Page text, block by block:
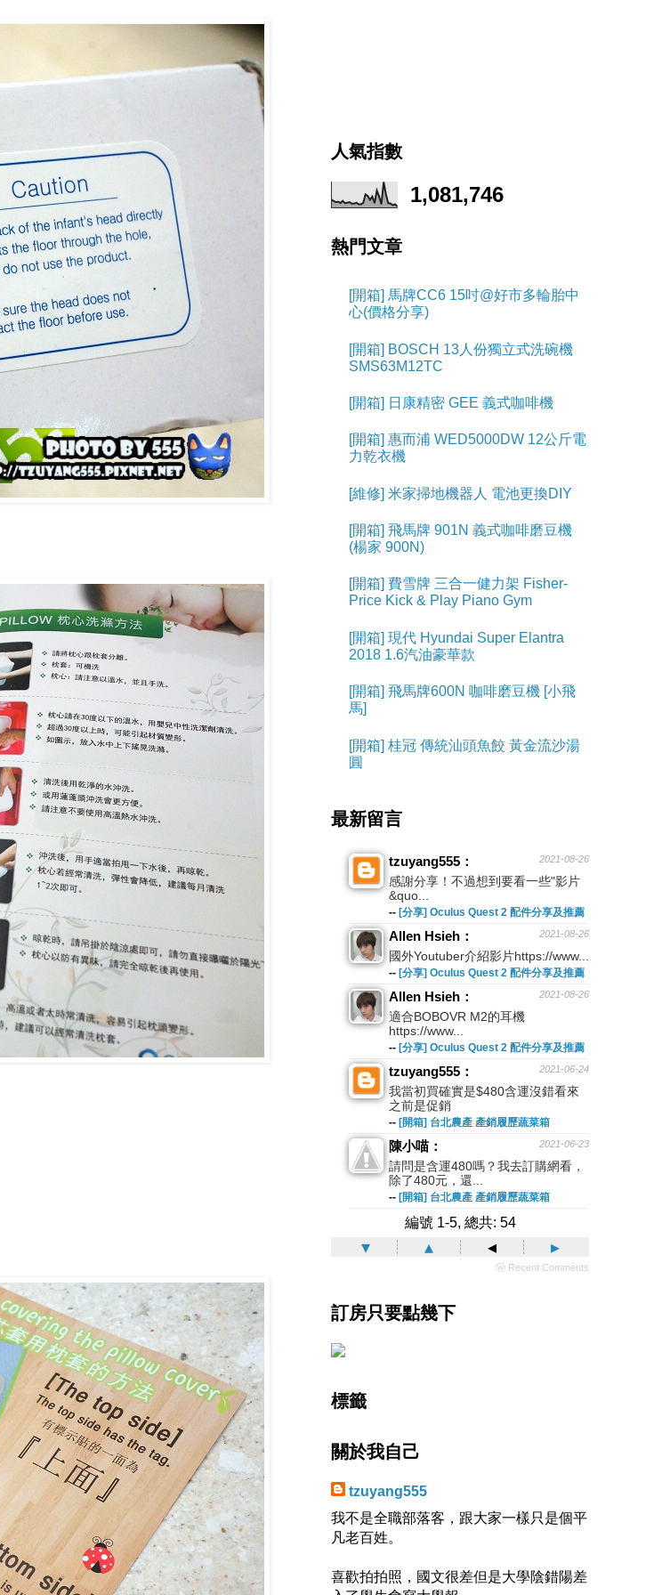
人氣指數
1,081,746
熱門文章
[開箱] 馬牌CC6 15吋@好市多輪胎中
心(價格分享)
[開箱] BOSCH 13人份獨立式洗碗機
SMS63M12TC
[開箱] 日康精密 GEE 義式咖啡機
[開箱] 惠而浦 WED5000DW 12公斤電
力乾衣機
[維修] 米家掃地機器人 電池更換DIY
[開箱] 飛馬牌 901N 義式咖啡磨豆機
(楊家 900N)
[開箱] 費雪牌 三合一健力架 Fisher-
Price Kick & Play Piano Gym
[開箱] 現代 Hyundai Super Elantra
2018 1.6汽油豪華款
[開箱] 飛馬牌600N 咖啡磨豆機 [小飛
馬]
[開箱] 桂冠 傳統汕頭魚餃 黃金流沙湯
圓
最新留言
2021-08-26
tzuyang555：
感謝分享！不過想到要看一些"影片
&quo...
-- [分享] Oculus Quest 2 配件分享及推薦
2021-08-26
Allen Hsieh：
國外Youtuber介紹影片https://www...
-- [分享] Oculus Quest 2 配件分享及推薦
2021-08-26
Allen Hsieh：
適合BOBOVR M2的耳機
https://www...
-- [分享] Oculus Quest 2 配件分享及推薦
2021-06-24
tzuyang555：
我當初買確實是$480含運沒錯看來
之前是促銷
-- [開箱] 台北農產 產銷履歷蔬菜箱
2021-06-23
陳小喵：
請問是含運480嗎？我去訂購網看，
除了480元，還...
-- [開箱] 台北農產 產銷履歷蔬菜箱
編號 1-5, 總共: 54
▾ ▴ ◂ ▸
ⓦ Recent Comments
訂房只要點幾下
標籤
關於我自己
tzuyang555
我不是全職部落客，跟大家一樣只是個平
凡老百姓。
喜歡拍拍照，國文很差但是大學陰錯陽差